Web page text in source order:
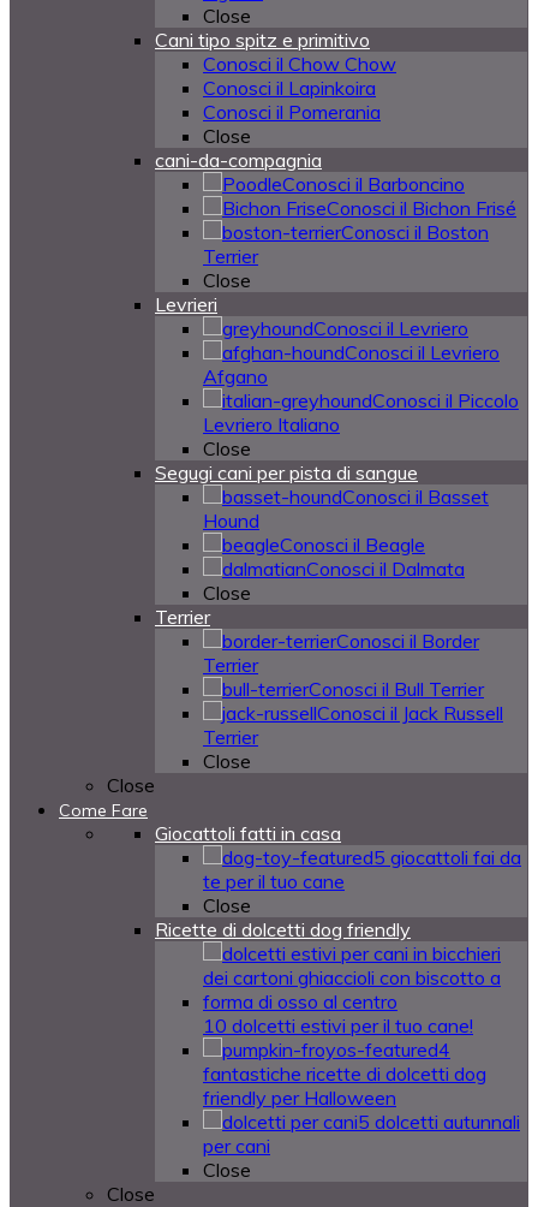
Close
Cani tipo spitz e primitivo
Conosci il Chow Chow
Conosci il Lapinkoira
Conosci il Pomerania
Close
cani-da-compagnia
Conosci il Barboncino
Conosci il Bichon Frisé
Conosci il Boston
Terrier
Close
Levrieri
Conosci il Levriero
Conosci il Levriero
Afgano
Conosci il Piccolo
Levriero Italiano
Close
Segugi cani per pista di sangue
Conosci il Basset
Hound
Conosci il Beagle
Conosci il Dalmata
Close
Terrier
Conosci il Border
Terrier
Conosci il Bull Terrier
Conosci il Jack Russell
Terrier
Close
Close
Come Fare
Giocattoli fatti in casa
5 giocattoli fai da
te per il tuo cane
Close
Ricette di dolcetti dog friendly
10 dolcetti estivi per il tuo cane!
4
fantastiche ricette di dolcetti dog
friendly per Halloween
5 dolcetti autunnali
per cani
Close
Close